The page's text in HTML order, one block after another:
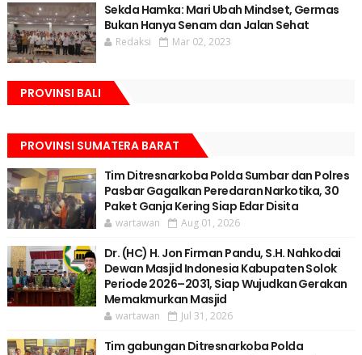
Sekda Hamka: Mari Ubah Mindset, Germas
Bukan Hanya Senam dan Jalan Sehat
Redaksi Mar 02, 2023
PROVINSI BALI
PROVINSI SUMATERA BARAT
Tim Ditresnarkoba Polda Sumbar dan Polres
Pasbar Gagalkan Peredaran Narkotika, 30
Paket Ganja Kering Siap Edar Disita
wartawan Aug 01, 2026
Dr. (HC) H. Jon Firman Pandu, S.H. Nahkodai
Dewan Masjid Indonesia Kabupaten Solok
Periode 2026–2031, Siap Wujudkan Gerakan
Memakmurkan Masjid
wartawan Jul 31, 2026
Tim gabungan Ditresnarkoba Polda